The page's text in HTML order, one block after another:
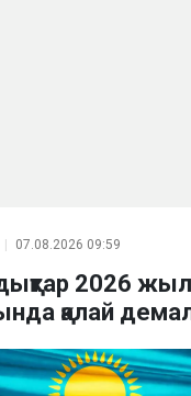
07.08.2026 09:59
2026
қалай